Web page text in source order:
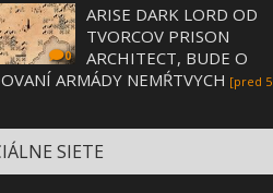
0
ARISE DARK LORD OD
TVORCOV PRISON
ARCHITECT, BUDE O
ARMÁDY NEMŔTVYCH [pred 5
SIETE